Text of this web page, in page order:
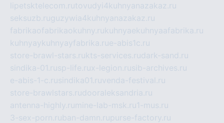
lipetsktelecom.rutovudyi4kuhnyanazakaz.ru
seksuzb.ruguzywia4kuhnyanazakaz.ru
fabrikaofabrikaokuhny.rukuhnyaekuhnyaafabrika.ru
kuhnyaykuhnyayfabrika.rue-abis1c.ru
store-brawl-stars.rukts-services.rudark-sand.ru
sindika-01.rusp-life.rux-legion.rusib-archives.ru
e-abis-1-c.rusindika01.ruvenda-festival.ru
store-brawlstars.rudooraleksandria.ru
antenna-highly.ru mine-lab-msk.ru1-mus.ru
3-sex-porn.ruban-damn.rupurse-factory.ru